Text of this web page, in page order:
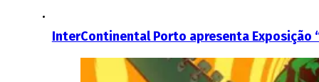
InterContinental Porto apresenta Exposição